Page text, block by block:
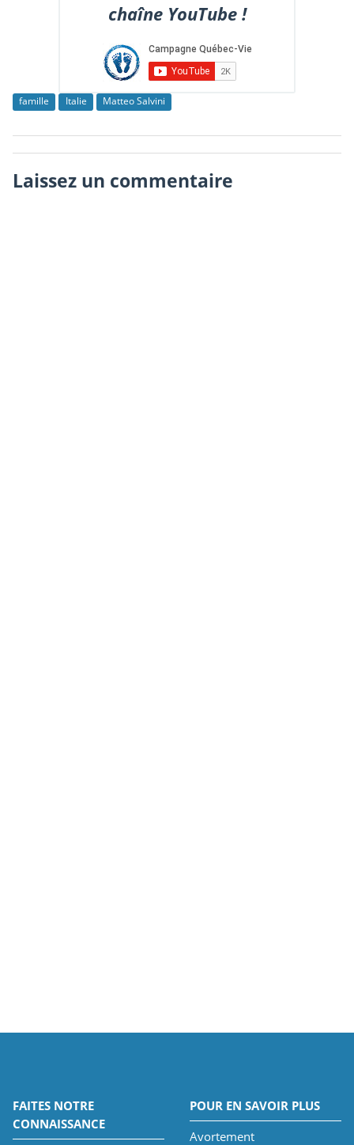
chaîne YouTube !
famille Italie Matteo Salvini
Laissez un commentaire
FAITES NOTRE
CONNAISSANCE
POUR EN SAVOIR PLUS
Avortement